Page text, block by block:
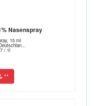
Nasenspray
15 ml
/ 1l
**